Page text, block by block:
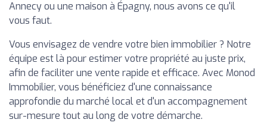
Annecy ou une maison à Épagny, nous avons ce qu'il
vous faut.
Vous envisagez de vendre votre bien immobilier ? Notre
équipe est là pour estimer votre propriété au juste prix,
afin de faciliter une vente rapide et efficace. Avec Monod
Immobilier, vous bénéficiez d'une connaissance
approfondie du marché local et d'un accompagnement
sur-mesure tout au long de votre démarche.